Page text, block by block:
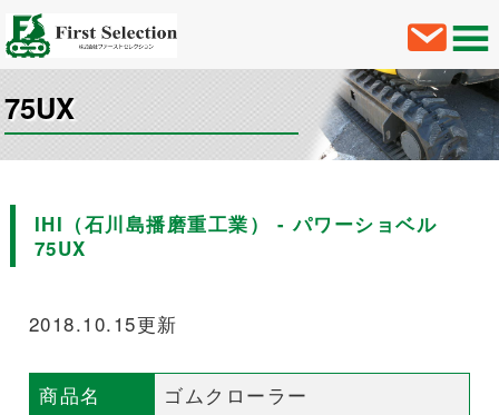
75UX
IHI（石川島播磨重工業） - パワーショベル
75UX
2018.10.15更新
商品名
ゴムクローラー